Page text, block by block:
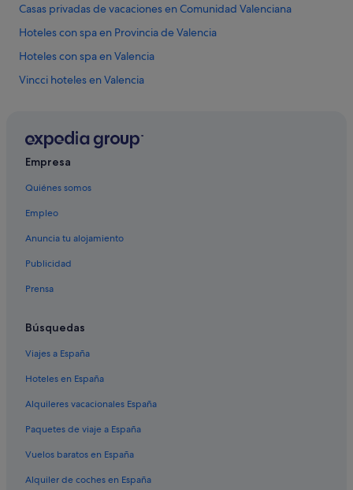
Casas privadas de vacaciones en Comunidad Valenciana
Hoteles con spa en Provincia de Valencia
Hoteles con spa en Valencia
Vincci hoteles en Valencia
Hoteles baratos en Valencia
Barcelo hoteles en Valencia
Hoteles históricos en Valencia
Hoteles con wifi en Valencia
Pensiones en Comunidad Valenciana
Hoteles que aceptan mascotas en Provincia de Valencia
Hoteles con piscina en Valencia
Hoteles para bodas en Comunidad Valenciana
Casas en árboles en Valencia
Apartamentos en Valencia
Casas barco en Comunidad Valenciana
Empresa
Quiénes somos
Empleo
Anuncia tu alojamiento
Publicidad
Prensa
Búsquedas
Viajes a España
Hoteles en España
Alquileres vacacionales España
Paquetes de viaje a España
Vuelos baratos en España
Alquiler de coches en España